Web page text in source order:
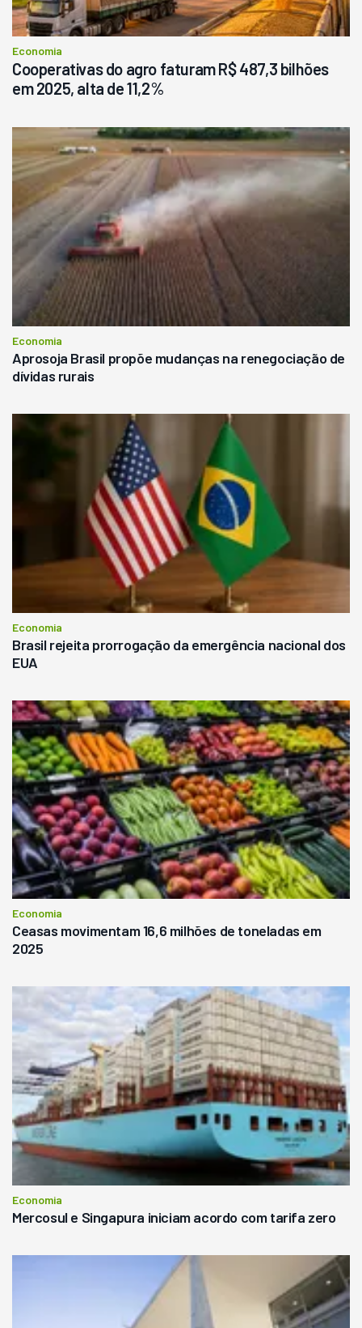
Economia
Cooperativas do agro faturam R$ 487,3 bilhões
em 2025, alta de 11,2%
Economia
Aprosoja Brasil propõe mudanças na renegociação de
dívidas rurais
Economia
Brasil rejeita prorrogação da emergência nacional dos
EUA
Economia
Ceasas movimentam 16,6 milhões de toneladas em
2025
Economia
Mercosul e Singapura iniciam acordo com tarifa zero